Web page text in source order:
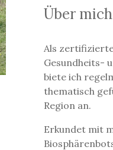
Über mich
Als
Gesundheits-
biete ich
thematisch
Region an.
Erkundet mit